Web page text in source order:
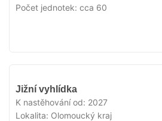
Počet jednotek: cca 60
Jižní vyhlídka
K nastěhování od: 2027
Lokalita: Olomoucký kraj